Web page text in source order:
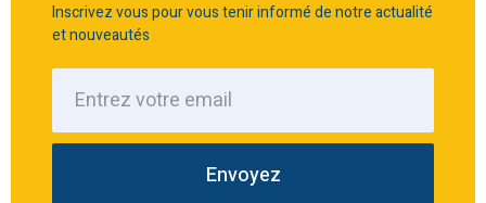
Inscrivez vous pour vous tenir informé de notre actualité
et nouveautés
Envoyez